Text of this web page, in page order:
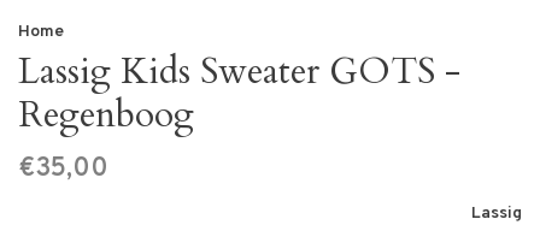
Home
Lassig Kids Sweater GOTS -
Regenboog
€35,00
Lassig